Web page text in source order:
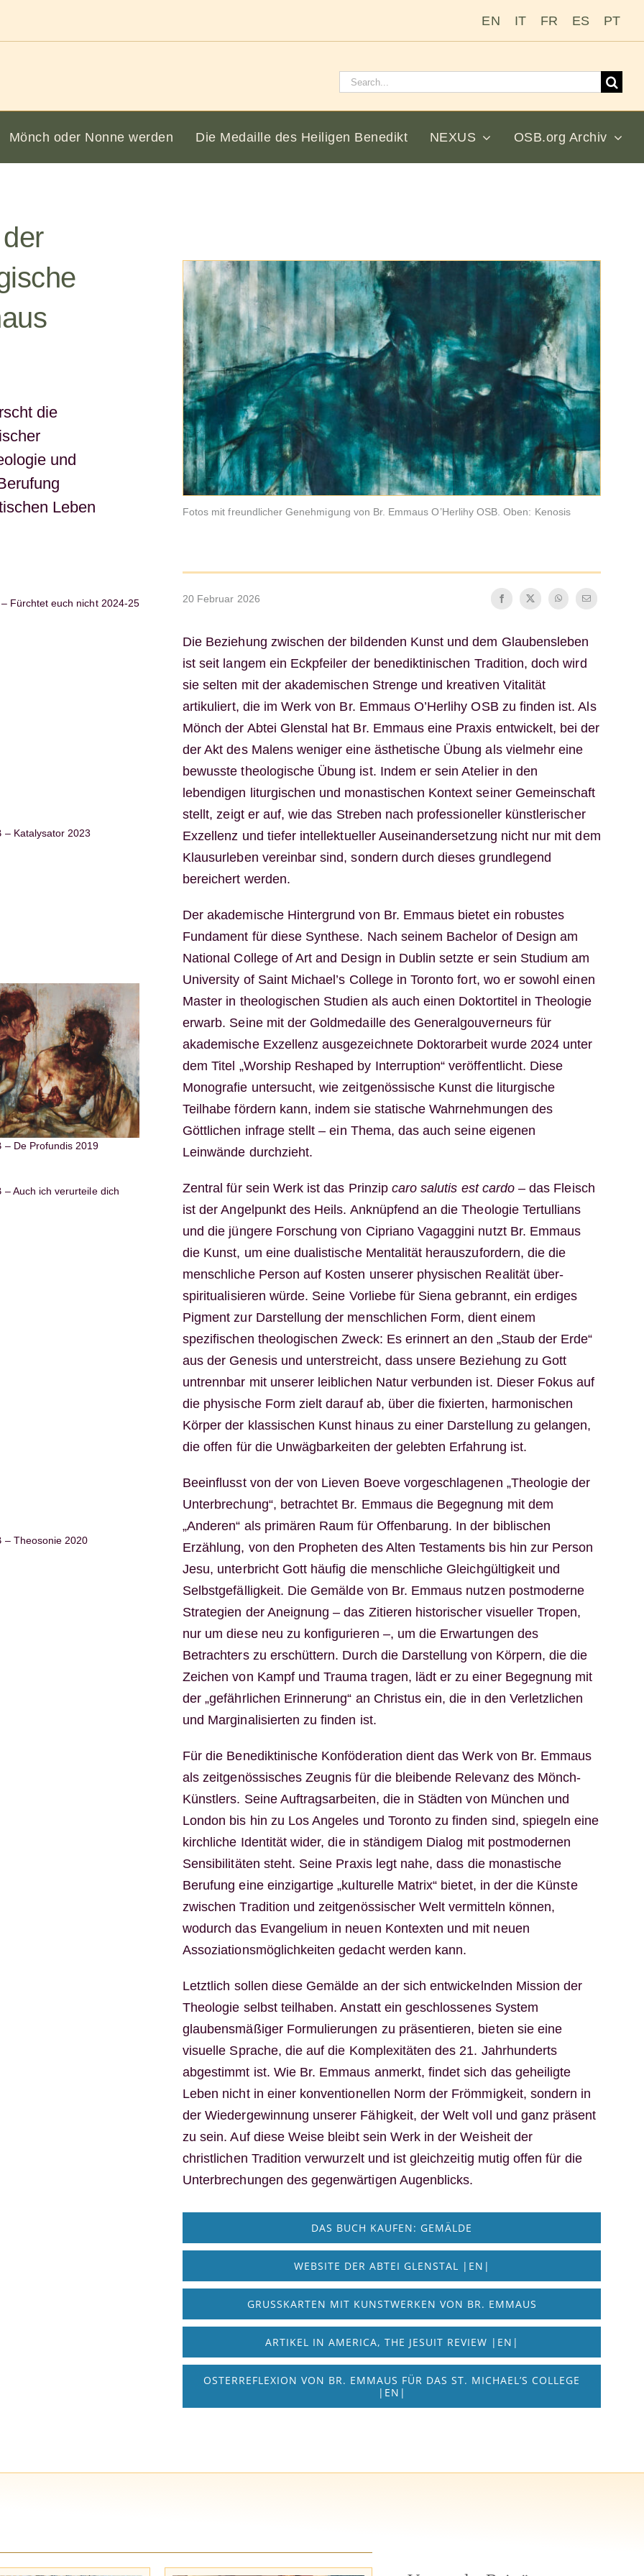
EN IT FR ES PT
Suchen
Mönch oder Nonne werden Die Medaille des Heiligen Benedikt NEXUS OSB.org Archiv
die
und
Leben
Fotos mit freundlicher Genehmigung von Br. Emmaus O’Herlihy OSB. Oben: Kenosis
Fürchtet euch nicht 2024-25
– Katalysator 2023
– De Profundis 2019
– Auch ich verurteile dich
– Theosonie 2020
20 Februar 2026
Die Beziehung zwischen der bildenden Kunst und dem Glaubensleben
ist seit langem ein Eckpfeiler der benediktinischen Tradition, doch wird
sie selten mit der akademischen Strenge und kreativen Vitalität
artikuliert, die im Werk von Br. Emmaus O’Herlihy OSB zu finden ist. Als
Mönch der Abtei Glenstal hat Br. Emmaus eine Praxis entwickelt, bei der
der Akt des Malens weniger eine ästhetische Übung als vielmehr eine
bewusste theologische Übung ist. Indem er sein Atelier in den
lebendigen liturgischen und monastischen Kontext seiner Gemeinschaft
stellt, zeigt er auf, wie das Streben nach professioneller künstlerischer
Exzellenz und tiefer intellektueller Auseinandersetzung nicht nur mit dem
Klausurleben vereinbar sind, sondern durch dieses grundlegend
bereichert werden.
Der akademische Hintergrund von Br. Emmaus bietet ein robustes
Fundament für diese Synthese. Nach seinem Bachelor of Design am
National College of Art and Design in Dublin setzte er sein Studium am
University of Saint Michael’s College in Toronto fort, wo er sowohl einen
Master in theologischen Studien als auch einen Doktortitel in Theologie
erwarb. Seine mit der Goldmedaille des Generalgouverneurs für
akademische Exzellenz ausgezeichnete Doktorarbeit wurde 2024 unter
dem Titel „Worship Reshaped by Interruption“ veröffentlicht. Diese
Monografie untersucht, wie zeitgenössische Kunst die liturgische
Teilhabe fördern kann, indem sie statische Wahrnehmungen des
Göttlichen infrage stellt – ein Thema, das auch seine eigenen
Leinwände durchzieht.
Zentral für sein Werk ist das Prinzip caro salutis est cardo – das Fleisch
ist der Angelpunkt des Heils. Anknüpfend an die Theologie Tertullians
und die jüngere Forschung von Cipriano Vagaggini nutzt Br. Emmaus
die Kunst, um eine dualistische Mentalität herauszufordern, die die
menschliche Person auf Kosten unserer physischen Realität über-
spiritualisieren würde. Seine Vorliebe für Siena gebrannt, ein erdiges
Pigment zur Darstellung der menschlichen Form, dient einem
spezifischen theologischen Zweck: Es erinnert an den „Staub der Erde“
aus der Genesis und unterstreicht, dass unsere Beziehung zu Gott
untrennbar mit unserer leiblichen Natur verbunden ist. Dieser Fokus auf
die physische Form zielt darauf ab, über die fixierten, harmonischen
Körper der klassischen Kunst hinaus zu einer Darstellung zu gelangen,
die offen für die Unwägbarkeiten der gelebten Erfahrung ist.
Beeinflusst von der von Lieven Boeve vorgeschlagenen „Theologie der
Unterbrechung“, betrachtet Br. Emmaus die Begegnung mit dem
„Anderen“ als primären Raum für Offenbarung. In der biblischen
Erzählung, von den Propheten des Alten Testaments bis hin zur Person
Jesu, unterbricht Gott häufig die menschliche Gleichgültigkeit und
Selbstgefälligkeit. Die Gemälde von Br. Emmaus nutzen postmoderne
Strategien der Aneignung – das Zitieren historischer visueller Tropen,
nur um diese neu zu konfigurieren –, um die Erwartungen des
Betrachters zu erschüttern. Durch die Darstellung von Körpern, die die
Zeichen von Kampf und Trauma tragen, lädt er zu einer Begegnung mit
der „gefährlichen Erinnerung“ an Christus ein, die in den Verletzlichen
und Marginalisierten zu finden ist.
Für die Benediktinische Konföderation dient das Werk von Br. Emmaus
als zeitgenössisches Zeugnis für die bleibende Relevanz des Mönch-
Künstlers. Seine Auftragsarbeiten, die in Städten von München und
London bis hin zu Los Angeles und Toronto zu finden sind, spiegeln eine
kirchliche Identität wider, die in ständigem Dialog mit postmodernen
Sensibilitäten steht. Seine Praxis legt nahe, dass die monastische
Berufung eine einzigartige „kulturelle Matrix“ bietet, in der die Künste
zwischen Tradition und zeitgenössischer Welt vermitteln können,
wodurch das Evangelium in neuen Kontexten und mit neuen
Assoziationsmöglichkeiten gedacht werden kann.
Letztlich sollen diese Gemälde an der sich entwickelnden Mission der
Theologie selbst teilhaben. Anstatt ein geschlossenes System
glaubensmäßiger Formulierungen zu präsentieren, bieten sie eine
visuelle Sprache, die auf die Komplexitäten des 21. Jahrhunderts
abgestimmt ist. Wie Br. Emmaus anmerkt, findet sich das geheiligte
Leben nicht in einer konventionellen Norm der Frömmigkeit, sondern in
der Wiedergewinnung unserer Fähigkeit, der Welt voll und ganz präsent
zu sein. Auf diese Weise bleibt sein Werk in der Weisheit der
christlichen Tradition verwurzelt und ist gleichzeitig mutig offen für die
Unterbrechungen des gegenwärtigen Augenblicks.
DAS BUCH KAUFEN: GEMÄLDE
WEBSITE DER ABTEI GLENSTAL |EN|
GRUSSKARTEN MIT KUNSTWERKEN VON BR. EMMAUS
ARTIKEL IN AMERICA, THE JESUIT REVIEW |EN|
OSTERREFLEXION VON BR. EMMAUS FÜR DAS ST. MICHAEL’S COLLEGE
|EN|